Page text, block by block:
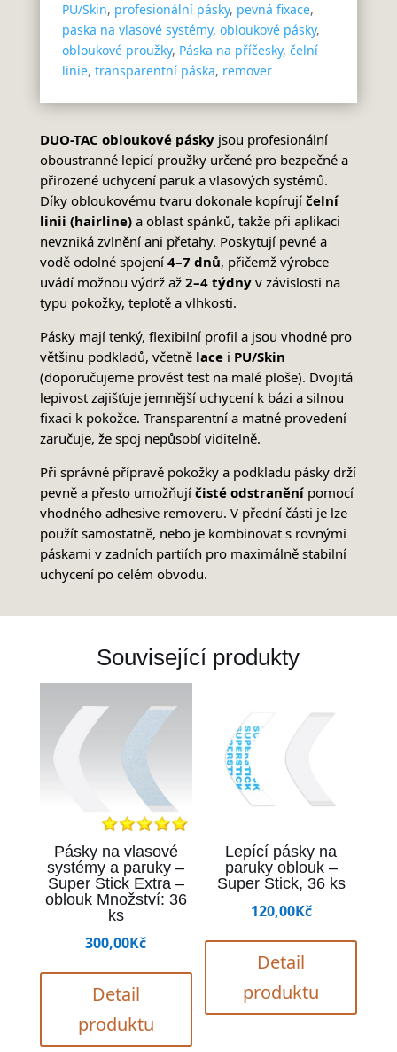
PU/Skin, profesionální pásky, pevná fixace,
paska na vlasové systémy, obloukové pásky,
obloukové proužky, Páska na příčesky, čelní
linie, transparentní páska, remover
DUO-TAC obloukové páskyjsou profesionální
oboustranné lepicí proužky určené pro bezpečné a
přirozené uchycení paruk a vlasových systémů.
Díky obloukovému tvaru dokonale kopírují čelní
linii (hairline)a oblast spánků, takže při aplikaci
nevzniká zvlnění ani přetahy. Poskytují pevné a
vodě odolné spojení 4–7 dnů, přičemž výrobce
uvádí možnou výdrž až 2–4 týdnyv závislosti na
typu pokožky, teplotě a vlhkosti.
Pásky mají tenký, flexibilní profil a jsou vhodné pro
většinu podkladů, včetně lacei PU/Skin
(doporučujeme provést test na malé ploše). Dvojitá
lepivost zajišťuje jemnější uchycení k bázi a silnou
fixaci k pokožce. Transparentní a matné provedení
zaručuje, že spoj nepůsobí viditelně.
Při správné přípravě pokožky a podkladu pásky drží
pevně a přesto umožňují čisté odstraněnípomocí
vhodného adhesive removeru. V přední části je lze
použít samostatně, nebo je kombinovat s rovnými
páskami v zadních partiích pro maximálně stabilní
uchycení po celém obvodu.
Související produkty
Pásky na vlasové
systémy a paruky –
Super Stick Extra –
oblouk Množství: 36
ks
300,00Kč
Detail
produktu
Lepící pásky na
paruky oblouk –
Super Stick, 36 ks
120,00Kč
Detail
produktu